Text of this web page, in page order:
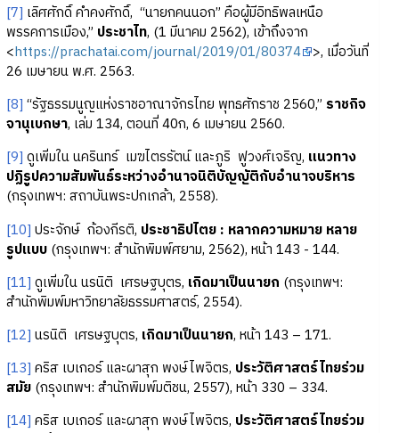
[7] เลิศศักดิ์ คำคงศักดิ์, “นายกคนนอก” คือผู้มีอิทธิพลเหนือ
พรรคการเมือง,” ประชาไท, (1 มีนาคม 2562), เข้าถึงจาก
<https://prachatai.com/journal/2019/01/80374 >, เมื่อวันที่
26 เมษายน พ.ศ. 2563.
[8] “รัฐธรรมนูญแห่งราชอาณาจักรไทย พุทธศักราช 2560,” ราชกิจ
จานุเบกษา, เล่ม 134, ตอนที่ 40ก, 6 เมษายน 2560.
[9] ดูเพิ่มใน นครินทร์ เมฆไตรรัตน์ และภูริ ฟูวงศ์เจริญ, แนวทาง
ปฏิรูปความสัมพันธ์ระหว่างอำนาจนิติบัญญัติกับอำนาจบริหาร
(กรุงเทพฯ: สถาบันพระปกเกล้า, 2558).
[10] ประจักษ์ ก้องกีรติ, ประชาธิปไตย : หลากความหมาย หลาย
รูปแบบ(กรุงเทพฯ: สำนักพิมพ์ศยาม, 2562), หน้า 143 - 144.
[11] ดูเพิ่มใน นรนิติ เศรษฐบุตร, เกิดมาเป็นนายก (กรุงเทพฯ:
สำนักพิมพ์มหาวิทยาลัยธรรมศาสตร์, 2554).
[12] นรนิติ เศรษฐบุตร, เกิดมาเป็นนายก, หน้า 143 – 171.
[13] คริส เบเกอร์ และผาสุก พงษ์ไพจิตร, ประวัติศาสตร์ไทยร่วม
สมัย(กรุงเทพฯ: สำนักพิมพ์มติชน, 2557), หน้า 330 – 334.
[14] คริส เบเกอร์ และผาสุก พงษ์ไพจิตร, ประวัติศาสตร์ไทยร่วม